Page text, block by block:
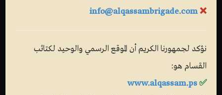
❌
info@alqassambrigade.com
نؤكد لجمهورنا الكريم أن الموقع الرسمي والوحيد لكتائب
القسام هو:
✅
www.alqassam.ps